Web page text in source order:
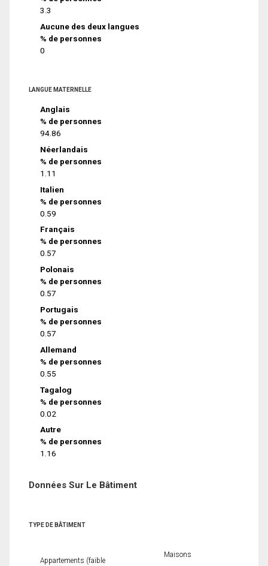
3.3
Aucune des deux langues
% de personnes
0
LANGUE MATERNELLE
Anglais
% de personnes
94.86
Néerlandais
% de personnes
1.11
Italien
% de personnes
0.59
Français
% de personnes
0.57
Polonais
% de personnes
0.57
Portugais
% de personnes
0.57
Allemand
% de personnes
0.55
Tagalog
% de personnes
0.02
Autre
% de personnes
1.16
Données Sur Le Bâtiment
TYPE DE BÂTIMENT
Appartements (faible
Maisons